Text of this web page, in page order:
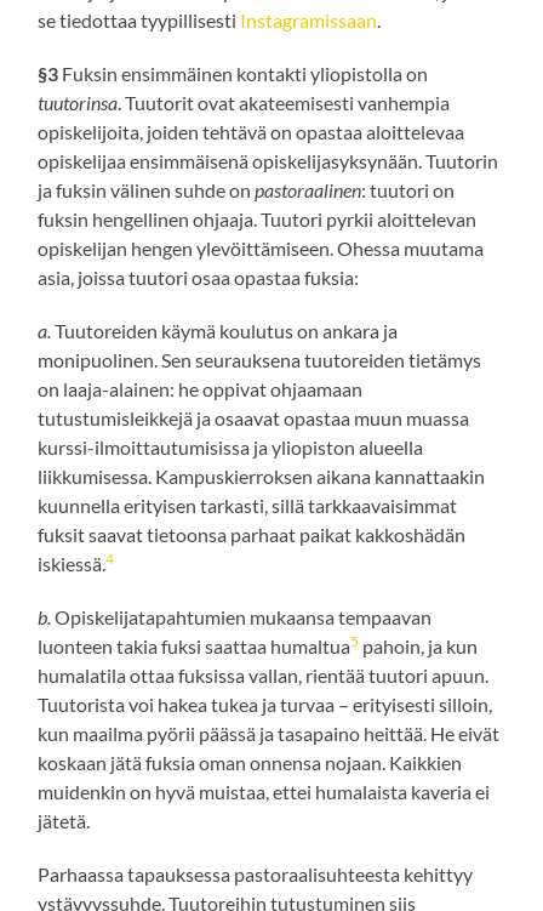
se tiedottaa tyypillisesti Instagramissaan
§3 Fuksin ensimmäinen kontakti yliopistolla on
tuutorinsa . Tuutorit ovat akateemisesti vanhempia
opiskelijoita, joiden tehtävä on opastaa aloittelevaa
opiskelijaa ensimmäisenä opiskelijasyksynään. Tuutorin
ja fuksin välinen suhde on pastoraalinen: tuutori on
fuksin hengellinen ohjaaja. Tuutori pyrkii aloittelevan
opiskelijan hengen ylevöittämiseen. Ohessa muutama
asia, joissa tuutori osaa opastaa fuksia:
a.Tuutoreiden käymä koulutus on ankara ja
monipuolinen. Sen seurauksena tuutoreiden tietämys
on laaja-alainen: he oppivat ohjaamaan
tutustumisleikkejä ja osaavat opastaa muun muassa
kurssi-ilmoittautumisissa ja yliopiston alueella
liikkumisessa. Kampuskierroksen aikana kannattaakin
kuunnella erityisen tarkasti, sillä tarkkaavaisimmat
fuksit saavat tietoonsa parhaat paikat kakkoshädän
iskiessä.4
b. Opiskelijatapahtumien mukaansa tempaavan
luonteen takia fuksi saattaa humaltua5 pahoin, ja kun
humalatila ottaa fuksissa vallan, rientää tuutori apuun.
Tuutorista voi hakea tukea ja turvaa – erityisesti silloin,
kun maailma pyörii päässä ja tasapaino heittää. He eivät
koskaan jätä fuksia oman onnensa nojaan. Kaikkien
muidenkin on hyvä muistaa, ettei humalaista kaveria ei
jätetä.
Parhaassa tapauksessa pastoraalisuhteesta kehittyy
ystävyyssuhde. Tuutoreihin tutustuminen siis